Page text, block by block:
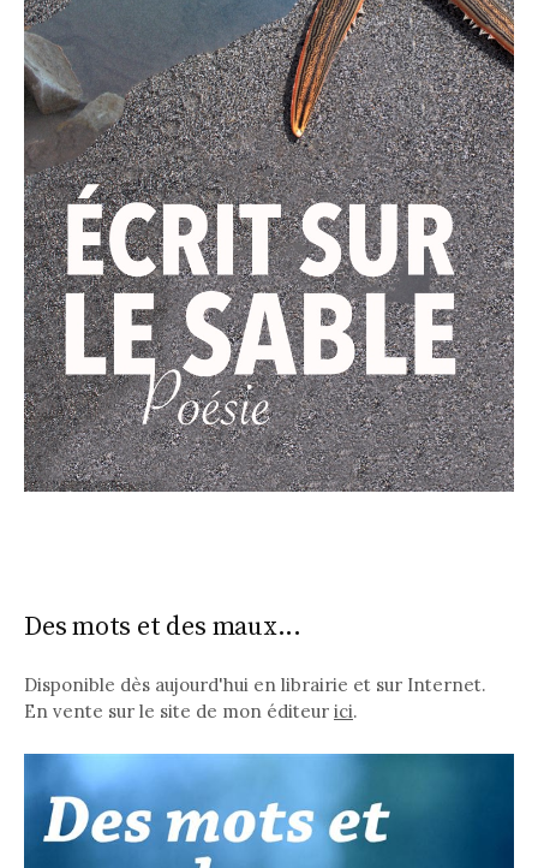
Des mots et des maux...
Disponible dès aujourd'hui en librairie et sur Internet.
En vente sur le site de mon éditeur ici.